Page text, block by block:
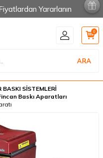
Yararlanın
ARA
0
BASKI SİSTEMLERİ
Baskı Aparatları